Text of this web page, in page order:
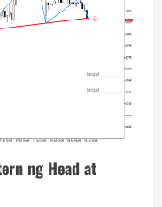
ng Head at